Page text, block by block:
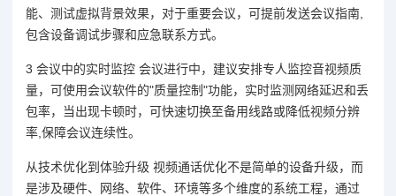
能、测试虚拟背景效果，对于重要会议，可提前发送会议指南,
包含设备调试步骤和应急联系方式。
3 会议中的实时监控 会议进行中，建议安排专人监控音视频质
量，可使用会议软件的"质量控制"功能，实时监测网络延迟和丢
包率，当出现卡顿时，可快速切换至备用线路或降低视频分辨
率,保障会议连续性。
从技术优化到体验升级 视频通话优化不是简单的设备升级，而
是涉及硬件、网络、软件、环境等多个维度的系统工程，通过